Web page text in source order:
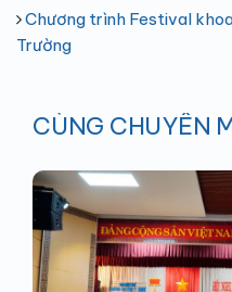
Chương trình Festival
Trường
CÙNG CHUYÊN